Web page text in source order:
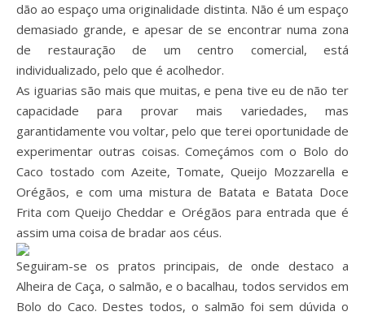
dão ao espaço uma originalidade distinta. Não é um espaço
demasiado grande, e apesar de se encontrar numa zona
de restauração de um centro comercial, está
individualizado, pelo que é acolhedor.
As iguarias são mais que muitas, e pena tive eu de não ter
capacidade para provar mais variedades, mas
garantidamente vou voltar, pelo que terei oportunidade de
experimentar outras coisas. Começámos com o Bolo do
Caco tostado com Azeite, Tomate, Queijo Mozzarella e
Orégãos, e com uma mistura de Batata e Batata Doce
Frita com Queijo Cheddar e Orégãos para entrada que é
assim uma coisa de bradar aos céus.
Seguiram-se os pratos principais, de onde destaco a
Alheira de Caça, o salmão, e o bacalhau, todos servidos em
Bolo do Caco. Destes todos, o salmão foi sem dúvida o